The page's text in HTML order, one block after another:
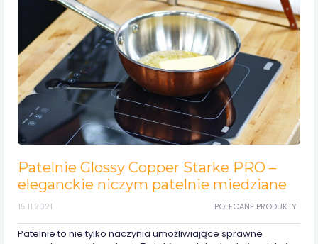
Patelnie Glossy Copper Starke PRO –
eleganckie niczym patelnie miedziane
POLECANE PRODUKTY
15.11.2021
Patelnie to nie tylko naczynia umożliwiające sprawne